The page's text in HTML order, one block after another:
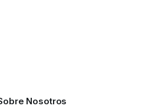
Nosotros